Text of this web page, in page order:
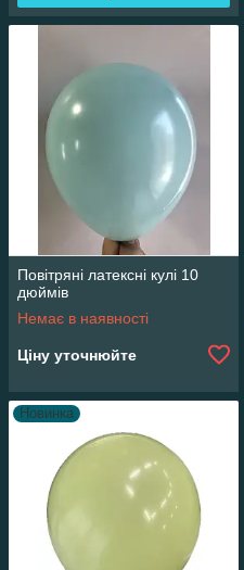
Повітряні латексні кулі 10
дюймів
Немає в наявності
Ціну уточнюйте
Новинка